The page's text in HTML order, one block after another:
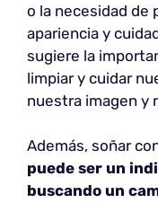
o la necesidad de
apariencia y
sugiere la
limpiar y cuidar
nuestra imagen y
Además, soñar
puede ser un
buscando un